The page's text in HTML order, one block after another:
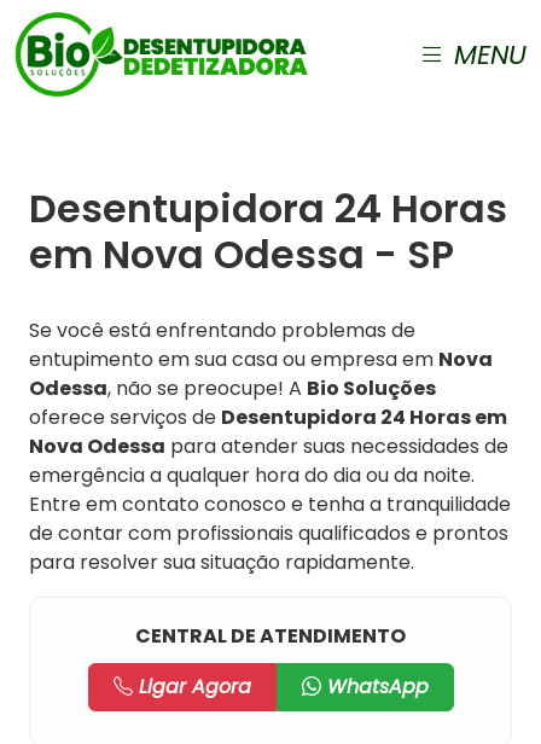
MENU
Desentupidora 24 Horas
em Nova Odessa - SP
Se você está enfrentando problemas de
entupimento em sua casa ou empresa em Nova
Odessa, não se preocupe! A Bio Soluções
oferece serviços de Desentupidora 24 Horas em
Nova Odessa para atender suas necessidades de
emergência a qualquer hora do dia ou da noite.
Entre em contato conosco e tenha a tranquilidade
de contar com profissionais qualificados e prontos
para resolver sua situação rapidamente.
CENTRAL DE ATENDIMENTO
Ligar Agora
WhatsApp